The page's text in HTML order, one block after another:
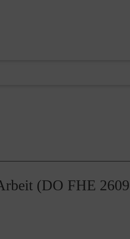
(DO FHE